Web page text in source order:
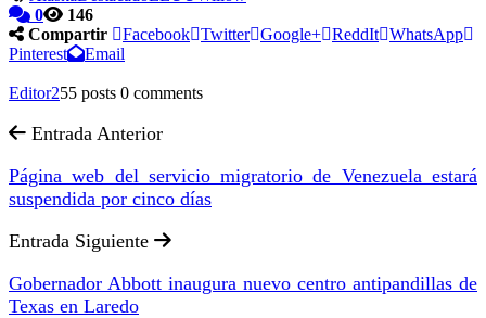
0
146
Compartir
Facebook Twitter Google+ ReddIt WhatsApp
Pinterest
Email
Editor255 posts 0 comments
Entrada Anterior
Página web del servicio migratorio de Venezuela estará
suspendida por cinco días
Entrada Siguiente
Gobernador Abbott inaugura nuevo centro antipandillas de
Texas en Laredo